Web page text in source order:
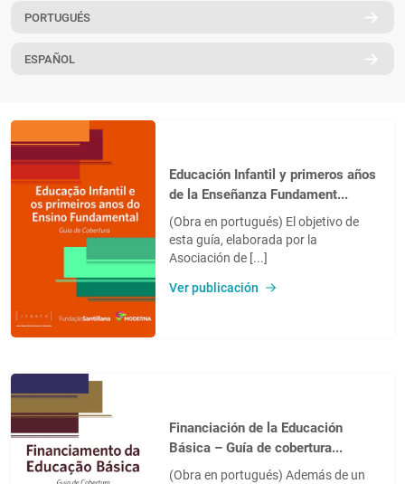
PT
PORTUGUÉS
ESPAÑOL
Educación Infantil y primeros años
de la Enseñanza Fundament...
(Obra en portugués) El objetivo de
esta guía, elaborada por la
Asociación de [...]
Ver publicación
Financiación de la Educación
Básica – Guía de cobertura...
(Obra en portugués) Además de un